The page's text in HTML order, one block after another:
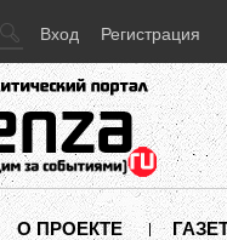
Вход Регистрация
О ПРОЕКТЕ